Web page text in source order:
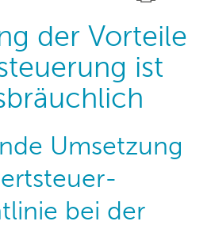
der Vorteile
ist
Umsetzung
bei der